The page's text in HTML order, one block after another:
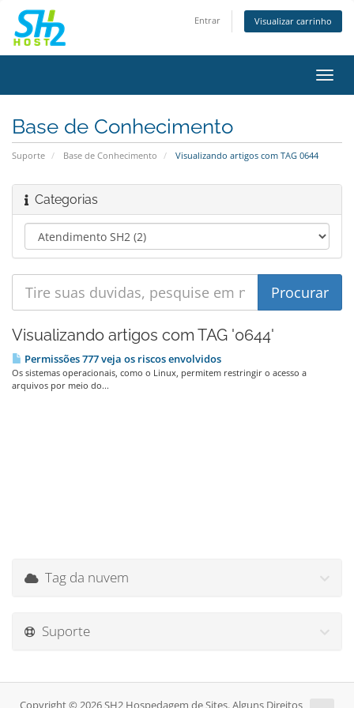
Entrar Visualizar carrinho
Base de Conhecimento
Suporte Base de Conhecimento Visualizando artigos com TAG 0644
Categorias
Visualizando artigos com TAG '0644'
Permissões 777 veja os riscos envolvidos
Os sistemas operacionais, como o Linux, permitem restringir o acesso a
arquivos por meio do...
Tag da nuvem
Suporte
Copyright © 2026 SH2 Hospedagem de Sites. Alguns Direitos